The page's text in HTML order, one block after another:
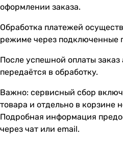
оформлении заказа.
Обработка платежей
режиме через подключенные
После успешной оплаты заказ
передаётся в обработку.
Важно: сервисный сбор
товара и отдельно в корзине
Подробная информация
через чат или email.